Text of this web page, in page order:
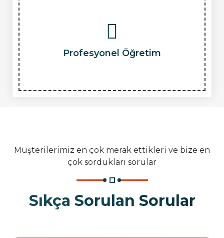
Profesyonel Öğretim
Müşterilerimiz en çok merak ettikleri ve bize en
çok sordukları sorular
Sıkça Sorulan Sorular